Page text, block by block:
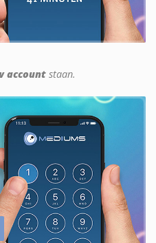
account staan.